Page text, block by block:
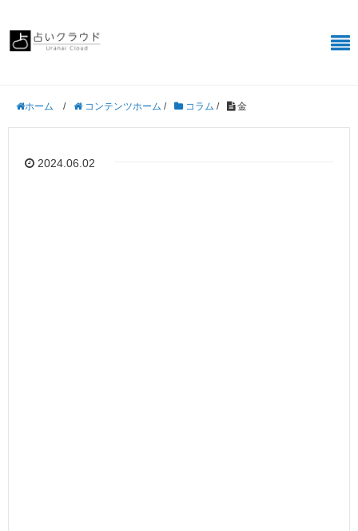
ホーム / コンテンツホーム / コラム / 金
2024.06.02